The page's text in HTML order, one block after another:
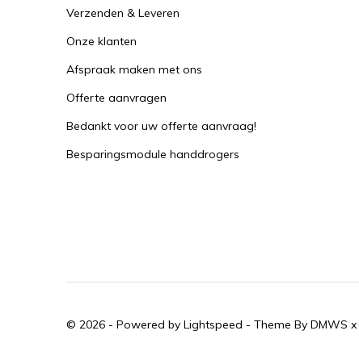
Verzenden & Leveren
Onze klanten
Afspraak maken met ons
Offerte aanvragen
Bedankt voor uw offerte aanvraag!
Besparingsmodule handdrogers
© 2026 - Powered by Lightspeed - Theme By DMWS x